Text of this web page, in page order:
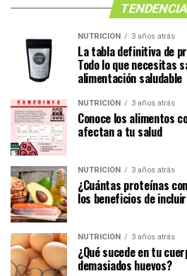
NUTRICIÓN 3 años atrás
La tabla definitiva de
Todo lo que necesitas
alimentación saludable
NUTRICIÓN 3 años atrás
Conoce los alimentos
afectan a tu salud
NUTRICIÓN 3 años atrás
¿Cuántas proteínas
los beneficios de
NUTRICIÓN 3 años atrás
¿Qué sucede en tu
demasiados huevos?